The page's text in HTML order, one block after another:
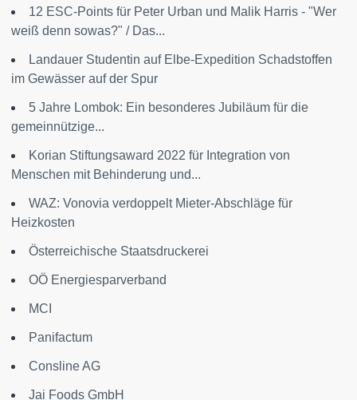
12 ESC-Points für Peter Urban und Malik Harris - "Wer
weiß denn sowas?" / Das...
Landauer Studentin auf Elbe-Expedition Schadstoffen
im Gewässer auf der Spur
5 Jahre Lombok: Ein besonderes Jubiläum für die
gemeinnützige...
Korian Stiftungsaward 2022 für Integration von
Menschen mit Behinderung und...
WAZ: Vonovia verdoppelt Mieter-Abschläge für
Heizkosten
Österreichische Staatsdruckerei
OÖ Energiesparverband
MCI
Panifactum
Consline AG
Jai Foods GmbH